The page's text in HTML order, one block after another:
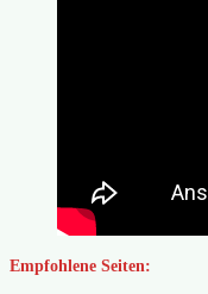
Empfohlene Seiten: